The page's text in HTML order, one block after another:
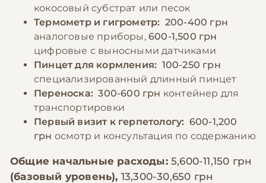
кокосовый субстрат или песок
Термометр и гигрометр: 200-400 грн
аналоговые приборы, 600-1,500 грн
цифровые с выносными датчиками
Пинцет для кормления: 100-250 грн
специализированный длинный пинцет
Переноска: 300-600 грн контейнер для
транспортировки
Первый визит к герпетологу: 600-1,200
грн осмотр и консультация по содержанию
Общие начальные расходы: 5,600-11,150 грн
(базовый уровень), 13,300-30,650 грн